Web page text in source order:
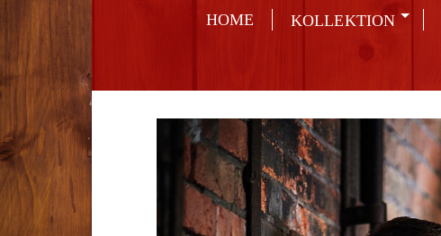
HOME KOLLEKTION